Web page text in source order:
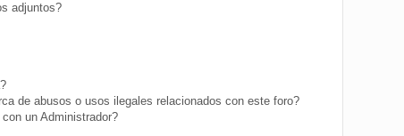
adjuntos?
de abusos o usos ilegales relacionados con este foro?
un Administrador?